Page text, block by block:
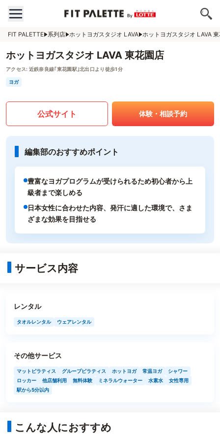
FIT PALETTE 系列店 ホットヨガスタジオ LAVA ホットヨガスタジオ LAVA
ホットヨガスタジオ LAVA 東花園店
アクセス: 近鉄奈良線｢東花園駅｣北出口より徒歩1分
ヨガ
公式サイト 体験・相談予約
編集部のおすすめポイント
豊富なヨガプログラムが受けられるため初心者から上
級者まで楽しめる
日本女性に合わせた内容、発汗に適した環境で、さま
ざまな効果を目指せる
サービス内容
レンタル
タオルレンタル ウェアレンタル
その他サービス
マットピラティス グループピラティス ホットヨガ 常温ヨガ
シャワー
ロッカー
他店舗利用 無料体験 ミネラルウォーター 水素水
女性専用
駅から5分以内
こんな人におすすめ